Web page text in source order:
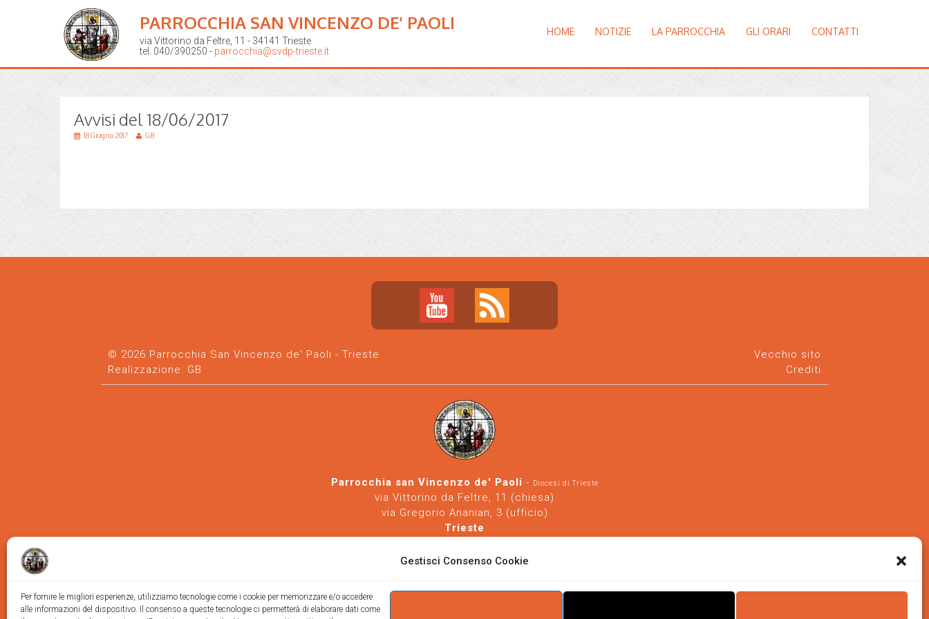
Gestisci Consenso Cookie
Per fornire le migliori esperienze, utilizziamo tecnologie come i cookie per memorizzare e/o accedere
alle informazioni del dispositivo. Il consenso a queste tecnologie ci permetterà di elaborare dati come
PARROCCHIA SAN VINCENZO DE' PAOLI
via Vittorino da Feltre, 11 - 34141 Trieste
tel. 040/390250 - parrocchia@svdp-trieste.it
HOME NOTIZIE LA PARROCCHIA GLI ORARI CONTATTI
Avvisi del 18/06/2017
18 Giugno 2017 GB
© 2026 Parrocchia San Vincenzo de' Paoli - Trieste
Realizzazione: GB
Vecchio sito
Crediti
Parrocchia san Vincenzo de' Paoli - Diocesi di Trieste
via Vittorino da Feltre, 11 (chiesa)
via Gregorio Ananian, 3 (ufficio)
Trieste
https://www.svdp-trieste.it-parrocchia@svdp-trieste.it
Informativa privacy-Informativa cookie